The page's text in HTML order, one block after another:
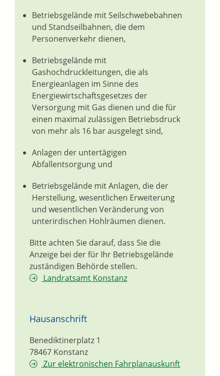
Betriebsgelände mit Seilschwebebahnen
und Standseilbahnen, die dem
Personenverkehr dienen,
Betriebsgelände mit
Gashochdruckleitungen, die als
Energieanlagen im Sinne des
Energiewirtschaftsgesetzes der
Versorgung mit Gas dienen und die für
einen maximal zulässigen Betriebsdruck
von mehr als 16 bar ausgelegt sind,
Anlagen der untertägigen
Abfallentsorgung und
Betriebsgelände mit Anlagen, die der
Herstellung, wesentlichen Erweiterung
und wesentlichen Veränderung von
unterirdischen Hohlräumen dienen.
Bitte achten Sie darauf, dass Sie die
Anzeige bei der für Ihr Betriebsgelände
zuständigen Behörde stellen.
Landratsamt Konstanz
Hausanschrift
Benediktinerplatz 1
78467 Konstanz
Zur elektronischen Fahrplanauskunft